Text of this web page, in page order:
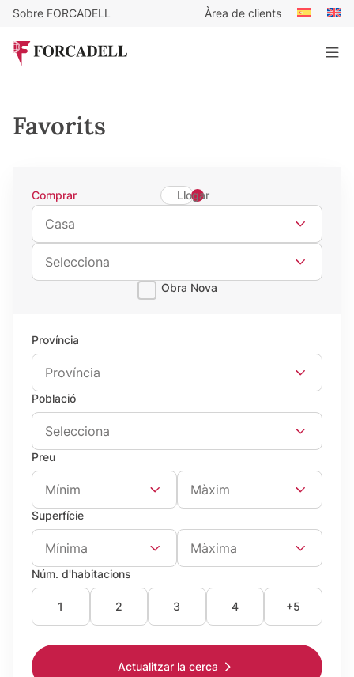
Sobre FORCADELL Àrea de clients
Favorits
Tipus de cerca
Comprar
Llogar
Tipus de propietat
Casa
Subtipus de propietat
Selecciona
Obra Nova
Província
Província
Població
Selecciona
Preu
Preu Mínim
Mínim
Preu Màxim
Màxim
Superfície
Superfície mínima
Mínima
Superfície Màxima
Màxima
Núm. d'habitacions
1 2 3 4 +5
Actualitzar la cerca